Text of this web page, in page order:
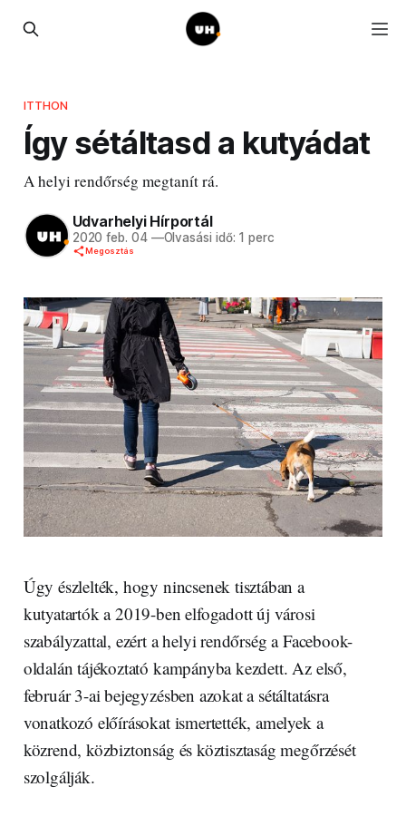
ITTHON
Így sétáltasd a kutyádat
A helyi rendőrség megtanít rá.
Udvarhelyi Hírportál
2020 feb. 04 —Olvasási idő: 1 perc
Megosztás
Úgy észlelték, hogy nincsenek tisztában a
kutyatartók a 2019-ben elfogadott új városi
szabályzattal, ezért a helyi rendőrség a Facebook-
oldalán tájékoztató kampányba kezdett. Az első,
február 3-ai bejegyzésben azokat a sétáltatásra
vonatkozó előírásokat ismertették, amelyek a
közrend, közbiztonság és köztisztaság megőrzését
szolgálják.